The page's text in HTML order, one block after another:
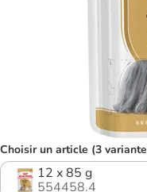
Choisir un article (3
12 x 85 g
554458.4